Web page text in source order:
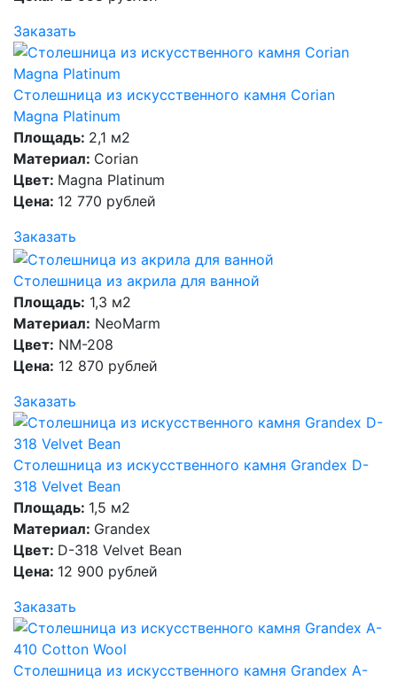
Заказать
Столешница из искусственного камня Corian
Magna Platinum
Площадь: 2,1 м2
Материал: Corian
Цвет: Magna Platinum
Цена: 12 770 рублей
Заказать
Столешница из акрила для ванной
Площадь: 1,3 м2
Материал: NeoMarm
Цвет: NM-208
Цена: 12 870 рублей
Заказать
Столешница из искусственного камня Grandex D-
318 Velvet Bean
Площадь: 1,5 м2
Материал: Grandex
Цвет: D-318 Velvet Bean
Цена: 12 900 рублей
Заказать
Столешница из искусственного камня Grandex A-